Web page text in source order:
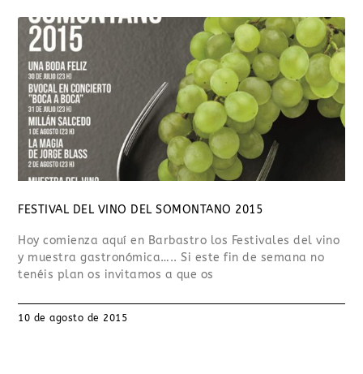
FESTIVAL DEL VINO DEL SOMONTANO 2015
Hoy comienza aquí en Barbastro los Festivales del vino
y muestra gastronómica….. Si este fin de semana no
tenéis plan os invitamos a que os
10 de agosto de 2015